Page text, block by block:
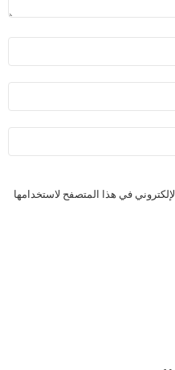
في هذا المتصفح لاستخدامها